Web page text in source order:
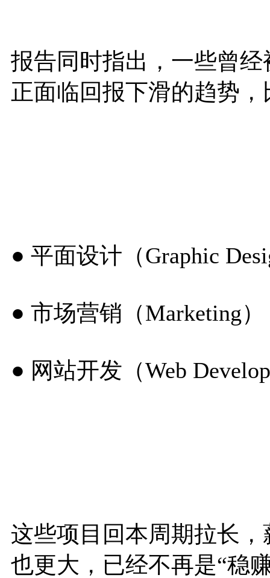
报告同时指出，一些曾
正面临回报下滑的趋势，
● 平面设计（Graphic
● 市场营销（Marketing）
● 网站开发（Web
这些项目回本周期拉长
也更大，已经不再是“稳